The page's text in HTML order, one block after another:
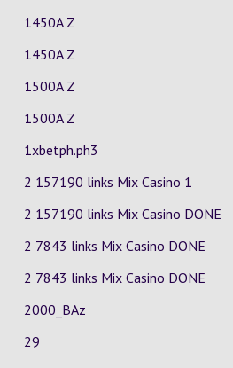
1450A Z
1450A Z
1500A Z
1500A Z
1xbetph.ph3
2 157190 links Mix Casino 1
2 157190 links Mix Casino DONE
2 7843 links Mix Casino DONE
2 7843 links Mix Casino DONE
2000_BAz
29